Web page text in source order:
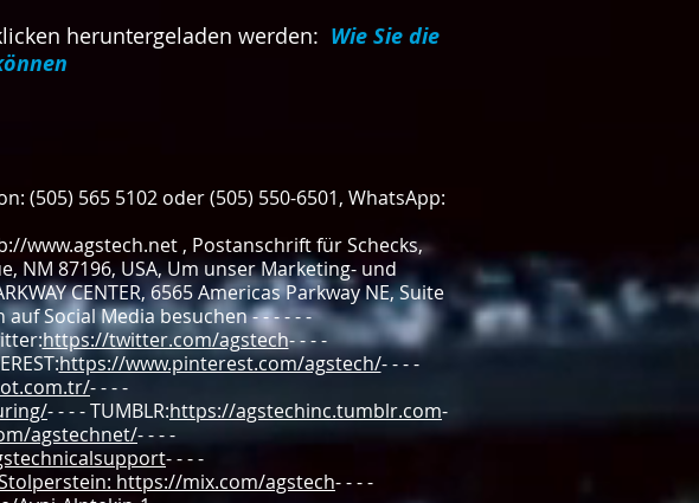
heruntergeladen werden: Wie Sie die
(505) 565 5102 oder (505) 550-6501, WhatsApp:
www.agstech.net , Postanschrift für Schecks,
NM 87196, USA, Um unser Marketing- und
CENTER, 6565 Americas Parkway NE, Suite
Social Media besuchen - - - - - -
https://twitter.com/agstech- - - -
https://www.pinterest.com/agstech/- - - -
- - - -
- - - - TUMBLR:https://agstechinc.tumblr.com-
agstechnet/- - - -
- - - -
https://mix.com/agstech- - - -